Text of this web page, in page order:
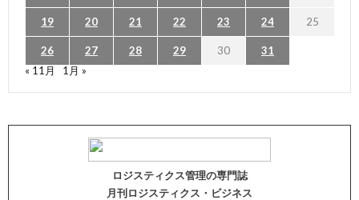
19 20 21 22 23 24 25
26 27 28 29 30
31
« 11月
1月 »
ロジスティクス管理の専門誌
月刊ロジスティクス・ビジネス